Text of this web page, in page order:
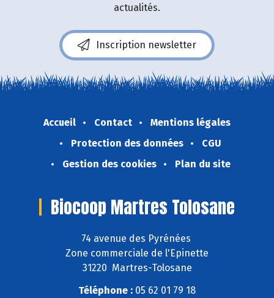
actualités.
Inscription newsletter
Accueil Contact
Mentions légales
Protection des données
CGU
Gestion des cookies
Plan du site
Biocoop Martres Tolosane
74 avenue des Pyrénées
Zone commerciale de l'Epinette
31220 Martres-Tolosane
Téléphone : 05 62 01 79 18